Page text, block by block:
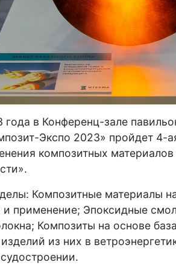
года в Конференц-зале
Экспо 2023» пройдет 4-
композитных
Композитные материалы
и применение; Эпоксидные
Композиты на основе
из них в